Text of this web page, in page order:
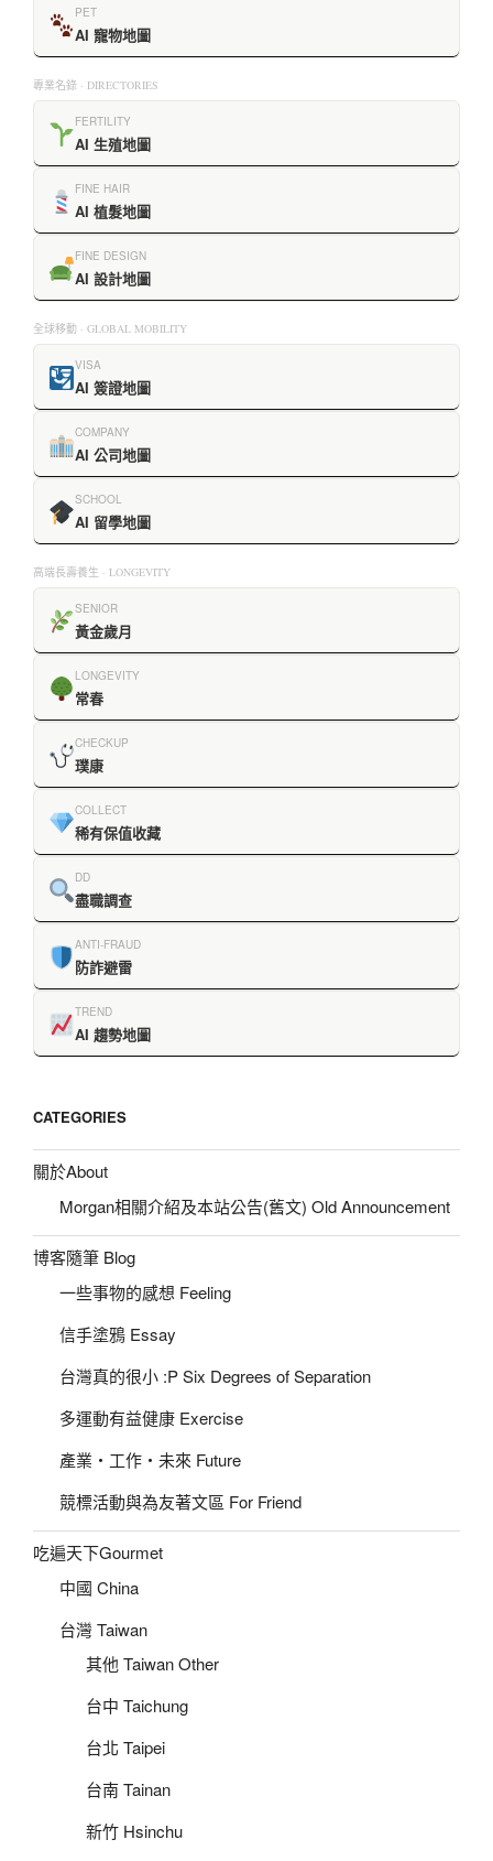
PET
AI 寵物地圖
專業名錄 · DIRECTORIES
FERTILITY
AI 生殖地圖
FINE HAIR
AI 植髮地圖
FINE DESIGN
AI 設計地圖
全球移動 · GLOBAL MOBILITY
VISA
AI 簽證地圖
COMPANY
AI 公司地圖
SCHOOL
AI 留學地圖
高端長壽養生 · LONGEVITY
SENIOR
黃金歲月
LONGEVITY
常春
CHECKUP
璞康
COLLECT
稀有保值收藏
DD
盡職調查
ANTI-FRAUD
防詐避雷
TREND
AI 趨勢地圖
CATEGORIES
關於About
Morgan相關介紹及本站公告(舊文) Old Announcement
博客隨筆 Blog
一些事物的感想 Feeling
信手塗鴉 Essay
台灣真的很小 :P Six Degrees of Separation
多運動有益健康 Exercise
產業‧工作‧未來 Future
競標活動與為友著文區 For Friend
吃遍天下Gourmet
中國 China
台灣 Taiwan
其他 Taiwan Other
台中 Taichung
台北 Taipei
台南 Tainan
新竹 Hsinchu